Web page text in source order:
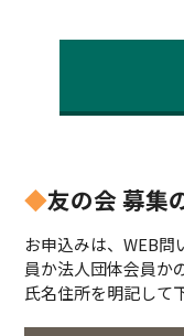
◆友の会 募集
お申込みは、WEB
員か法人団体会員か
氏名住所を明記して